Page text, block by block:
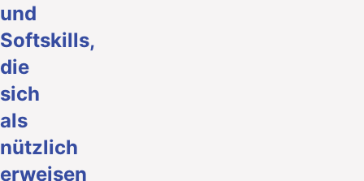
und
Softskills,
die
sich
als
nützlich
erweisen